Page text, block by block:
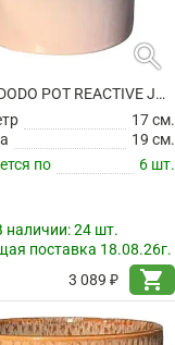
search
КАШПО DODO POT REACTIVE JADE BROWN
17 см.
19 см.
по
6 шт.
наличии:24 шт.
поставка 18.08.26г.
3 089 ₽
shopping_cart